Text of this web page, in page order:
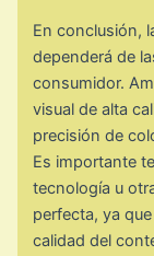
En conclusión,
dependerá de
consumidor.
visual de alta
precisión de
Es importante
tecnología u
perfecta, ya
calidad del